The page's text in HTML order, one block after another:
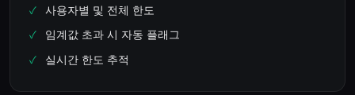
사용자별 및 전체 한도
임계값 초과 시 자동 플래그
실시간 한도 추적